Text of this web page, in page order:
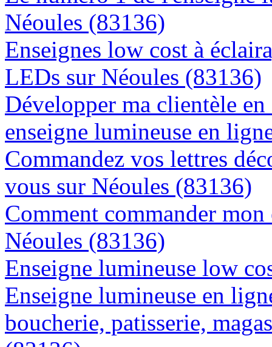
Néoules (83136)
Enseignes low cost à
LEDs sur Néoules (83136)
Développer ma clientèle
enseigne lumineuse en
Commandez vos lettres
vous sur Néoules (83136)
Comment commander
Néoules (83136)
Enseigne lumineuse low
Enseigne lumineuse en
boucherie, patisserie,